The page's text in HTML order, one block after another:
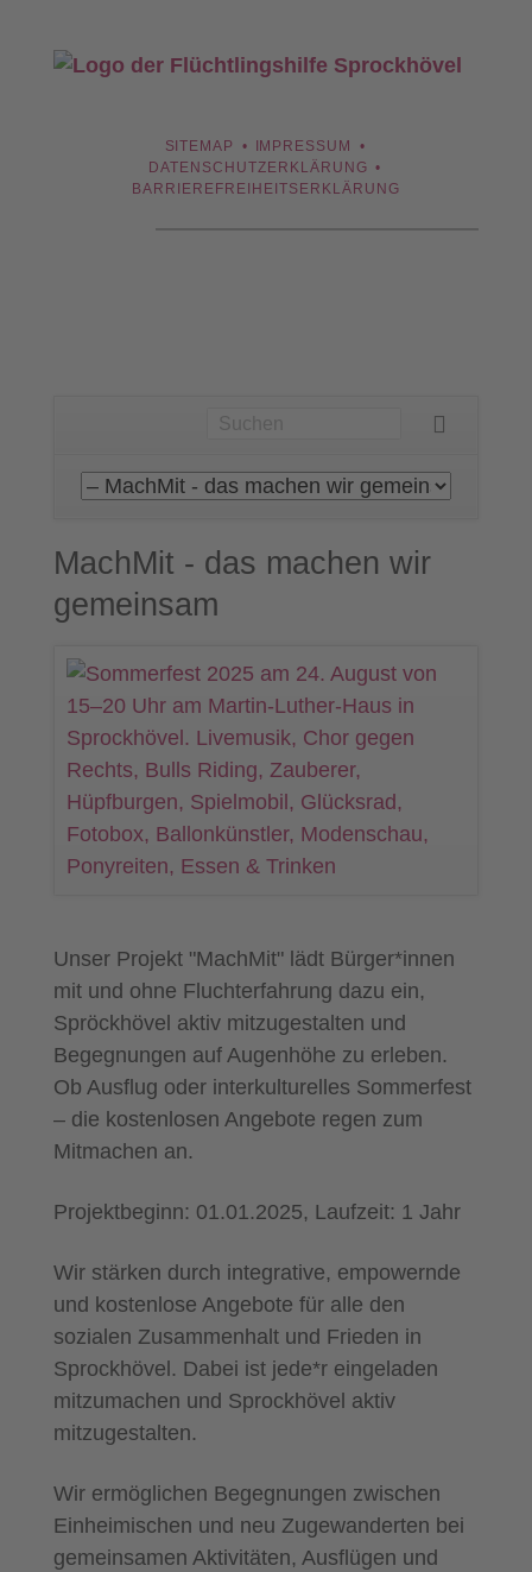
NAVIGATION
ÜBERSPRINGEN
SITEMAP
IMPRESSUM
DATENSCHUTZERKLÄRUNG
BARRIEREFREIHEITSERKLÄRUNG
Navigation
MachMit - das machen wir
gemeinsam
Unser Projekt "MachMit" lädt Bürger*innen
mit und ohne Fluchterfahrung dazu ein,
Spröckhövel aktiv mitzugestalten und
Begegnungen auf Augenhöhe zu erleben.
Ob Ausflug oder interkulturelles Sommerfest
– die kostenlosen Angebote regen zum
Mitmachen an.
Projektbeginn: 01.01.2025, Laufzeit: 1 Jahr
Wir stärken durch integrative, empowernde
und kostenlose Angebote für alle den
sozialen Zusammenhalt und Frieden in
Sprockhövel. Dabei ist jede*r eingeladen
mitzumachen und Sprockhövel aktiv
mitzugestalten.
Wir ermöglichen Begegnungen zwischen
Einheimischen und neu Zugewanderten bei
gemeinsamen Aktivitäten, Ausflügen und